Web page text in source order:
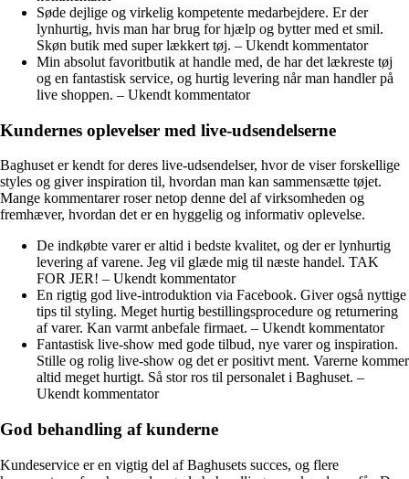
Søde dejlige og virkelig kompetente medarbejdere. Er der
lynhurtig, hvis man har brug for hjælp og bytter med et smil.
Skøn butik med super lækkert tøj. – Ukendt kommentator
Min absolut favoritbutik at handle med, de har det lækreste tøj
og en fantastisk service, og hurtig levering når man handler på
live shoppen. – Ukendt kommentator
Kundernes oplevelser med live-udsendelserne
Baghuset er kendt for deres live-udsendelser, hvor de viser forskellige
styles og giver inspiration til, hvordan man kan sammensætte tøjet.
Mange kommentarer roser netop denne del af virksomheden og
fremhæver, hvordan det er en hyggelig og informativ oplevelse.
De indkøbte varer er altid i bedste kvalitet, og der er lynhurtig
levering af varene. Jeg vil glæde mig til næste handel. TAK
FOR JER! – Ukendt kommentator
En rigtig god live-introduktion via Facebook. Giver også nyttige
tips til styling. Meget hurtig bestillingsprocedure og returnering
af varer. Kan varmt anbefale firmaet. – Ukendt kommentator
Fantastisk live-show med gode tilbud, nye varer og inspiration.
Stille og rolig live-show og det er positivt ment. Varerne kommer
altid meget hurtigt. Så stor ros til personalet i Baghuset. –
Ukendt kommentator
God behandling af kunderne
Kundeservice er en vigtig del af Baghusets succes, og flere